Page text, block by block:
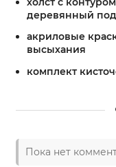
деревянный
акриловые
высыхания
комплект
Пока нет